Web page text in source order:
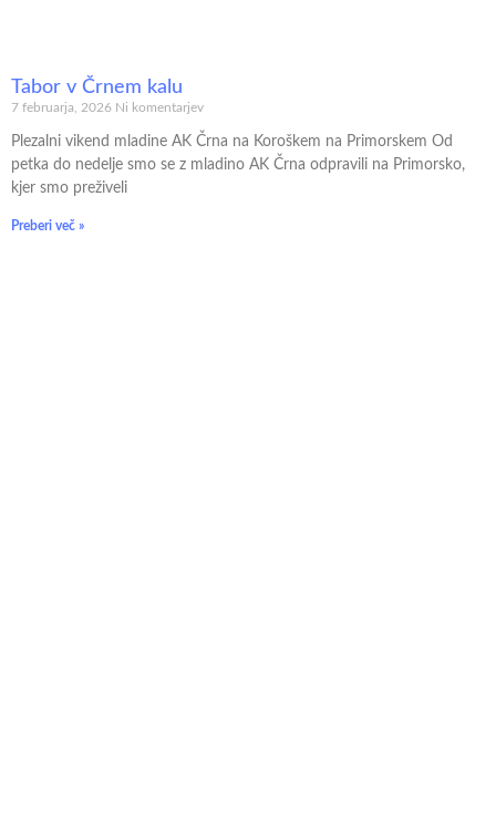
Tabor v Črnem kalu
7 februarja, 2026 Ni komentarjev
Plezalni vikend mladine AK Črna na Koroškem na Primorskem Od
petka do nedelje smo se z mladino AK Črna odpravili na Primorsko,
kjer smo preživeli
Preberi več »